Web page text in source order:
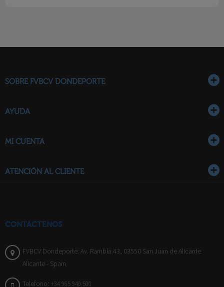
SOBRE FVBCV DONDEPORTE
AYUDA
MI CUENTA
ATENCIÓN AL CLIENTE
CONTÁCTENOS
FVBCV Dondeporte: Av. Rambla 43, 03550 San Juan de Alicante
Alicante - Spain
Telefono: +34 965 940 500